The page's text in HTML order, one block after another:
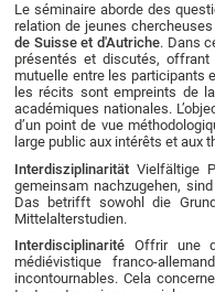
Le séminaire aborde des
relation de jeunes
de Suisse et d'Autriche. Dans
présentés et discutés, offrant
mutuelle entre les participants
les récits sont empreints de
académiques nationales.
d’un point de vue
large public aux intérêts et aux
Interdisziplinarität Vielfältige
gemeinsam nachzugehen,
Das betrifft sowohl die
Mittelalterstudien.
Interdisciplinarité Offrir une
médiévistique franco-
incontournables. Cela